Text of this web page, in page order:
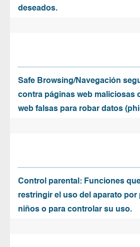
deseados.
Safe Browsing/Navegación
contra páginas web maliciosas
web falsas para robar datos
Control parental: Funciones
restringir el uso del aparato por
niños o para controlar su uso.